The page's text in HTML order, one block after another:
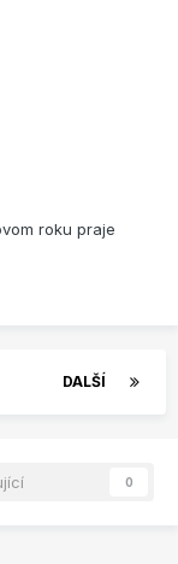
roku praje
DALŠÍ
0